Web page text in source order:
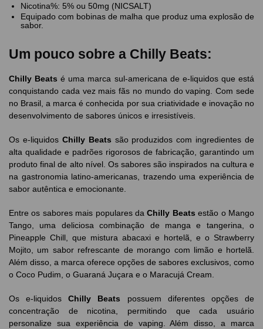
Nicotina%: 5% ou 50mg (NICSALT)
Equipado com bobinas de malha que produz uma explosão de
sabor.
Um pouco sobre a Chilly Beats:
Chilly Beats é uma marca sul-americana de e-liquidos que está
conquistando cada vez mais fãs no mundo do vaping. Com sede
no Brasil, a marca é conhecida por sua criatividade e inovação no
desenvolvimento de sabores únicos e irresistíveis.
Os e-liquidos Chilly Beats são produzidos com ingredientes de
alta qualidade e padrões rigorosos de fabricação, garantindo um
produto final de alto nível. Os sabores são inspirados na cultura e
na gastronomia latino-americanas, trazendo uma experiência de
sabor autêntica e emocionante.
Entre os sabores mais populares daChilly Beats estão o Mango
Tango, uma deliciosa combinação de manga e tangerina, o
Pineapple Chill, que mistura abacaxi e hortelã, e o Strawberry
Mojito, um sabor refrescante de morango com limão e hortelã.
Além disso, a marca oferece opções de sabores exclusivos, como
o Coco Pudim, o Guaraná Juçara e o Maracujá Cream.
Os e-liquidosChilly Beats possuem diferentes opções de
concentração de nicotina, permitindo que cada usuário
personalize sua experiência de vaping. Além disso, a marca